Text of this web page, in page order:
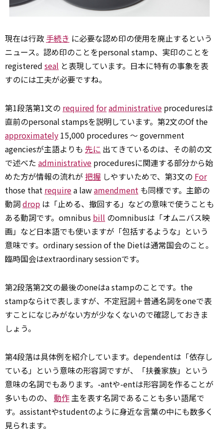
現在は行政 手続き に必要な認め印の使用を廃止するという
ニュース。認め印のことをpersonal stamp、実印のことを
registered seal と表現しています。日本に特有の事象を表
すのには工夫が必要ですね。
第1段落第1文の required foradministrative proceduresは
直前のpersonal stampsを説明しています。第2文のOf the
approximately 15,000 procedures ～ government
agenciesが主語よりも 先に 出てきているのは、その前の文
で述べた administrative proceduresに関連する部分から始
めた方が情報の流れが 把握 しやすいためで、第3文の For
those that requirea lawamendment も同様です。主節の
動詞drop は「止める、撤回する」などの意味で使うことも
ある動詞です。omnibus bill のomnibusは「オムニバス映
画」など日本語でも使いますが「包括するような」という
意味です。ordinary session of the Dietは通常国会のこと。
臨時国会はextraordinary sessionです。
第2段落第2文の最後のoneはa stampのことです。the
stampならitで表しますが、不定冠詞＋普通名詞をoneで表
すことになじみがない方が少なくないので確認しておきま
しょう。
第4段落は具体例を紹介しています。dependentは「依存し
ている」という意味の形容詞ですが、「扶養家族」という
意味の名詞でもあります。-antや-entは形容詞を作ることが
多いものの、 動作 主を表す名詞であることも多い語尾で
す。assistantやstudentのように身近な言葉の中にも数多く
見られます。